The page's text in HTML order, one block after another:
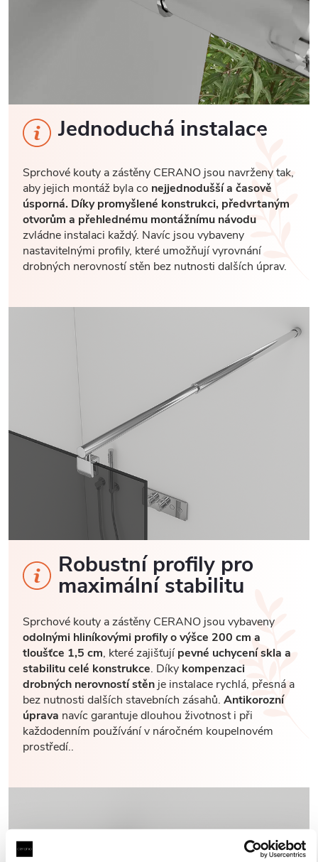
Jednoduchá instalace
Sprchové kouty a zástěny CERANO jsou navrženy tak,
aby jejich montáž byla co nejjednodušší a časově
úsporná. Díky promyšlené konstrukci, předvrtaným
otvorům a přehlednému montážnímu návodu
zvládne instalaci každý. Navíc jsou vybaveny
nastavitelnými profily, které umožňují vyrovnání
drobných nerovností stěn bez nutnosti dalších úprav.
Robustní profily pro
maximální stabilitu
Sprchové kouty a zástěny CERANO jsou vybaveny
odolnými hliníkovými profily o výšce 200 cm a
tloušťce 1,5 cm, které zajišťujípevné uchycení skla a
stabilitu celé konstrukce. Díky kompenzaci
drobných nerovností stěnje instalace rychlá, přesná a
bez nutnosti dalších stavebních zásahů. Antikorozní
úprava navíc garantuje dlouhou životnost i při
každodenním používání v náročném koupelnovém
prostředí..